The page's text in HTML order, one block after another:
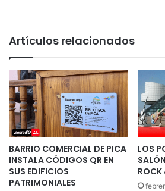
Artículos relacionados
BARRIO COMERCIAL DE PICA
INSTALA CÓDIGOS QR EN
SUS EDIFICIOS
PATRIMONIALES
LOS
ROCK